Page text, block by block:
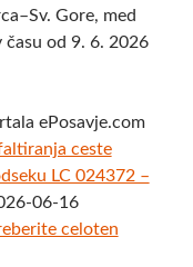
Gore, med
od 9. 6. 2026
ePosavje.com
ceste
LC 024372 –
06-16
celoten